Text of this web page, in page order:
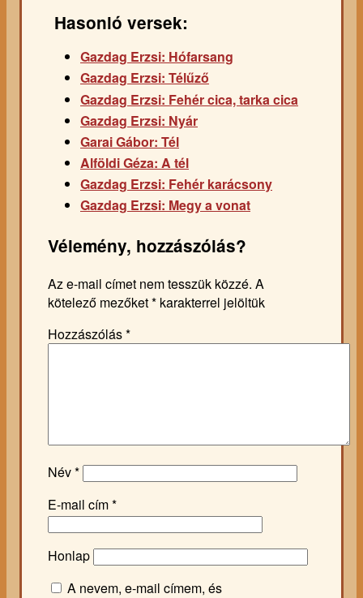
Hasonló versek:
Gazdag Erzsi: Hófarsang
Gazdag Erzsi: Télűző
Gazdag Erzsi: Fehér cica, tarka cica
Gazdag Erzsi: Nyár
Garai Gábor: Tél
Alföldi Géza: A tél
Gazdag Erzsi: Fehér karácsony
Gazdag Erzsi: Megy a vonat
Vélemény, hozzászólás?
Az e-mail címet nem tesszük közzé. A
kötelező mezőket* karakterrel jelöltük
Hozzászólás*
Név*
E-mail cím*
Honlap
A nevem, e-mail címem, és